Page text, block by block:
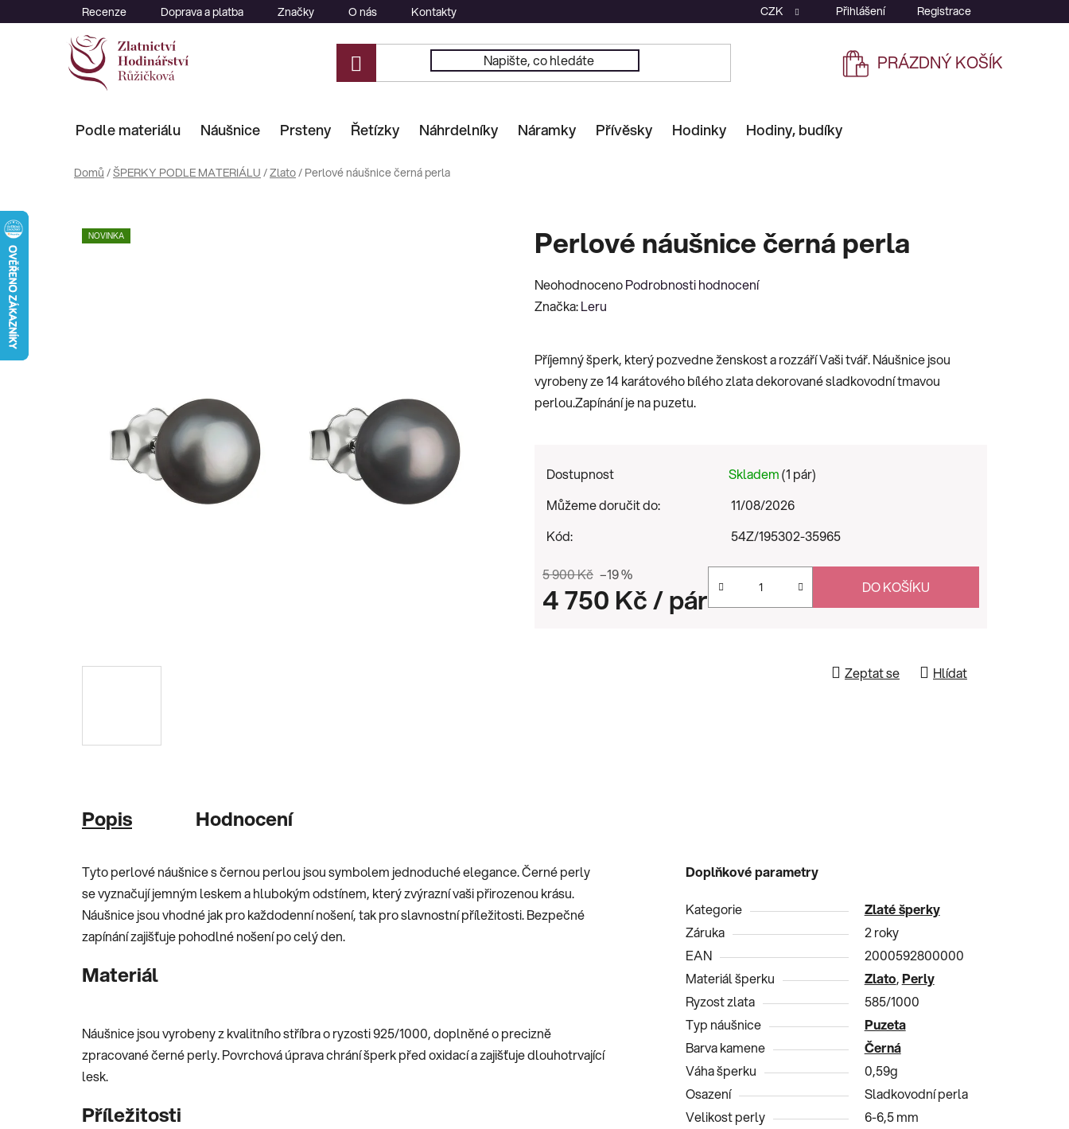
na
Recenze Doprava a platba Značky O nás Kontakty CZK Přihlášení Registrace
NÁKUPNÍ
PRÁZDNÝ KOŠÍK
Podle materiálu Náušnice Prsteny Řetízky Náhrdelníky Náramky Přívěsky Hodinky Hodiny, budíky
Domů /ŠPERKY PODLE MATERIÁLU /Zlato/ Perlové náušnice černá perla
Perlové náušnice černá perla
Průměrné
hodnocení
0,0
z
5
NeohodnocenoPodrobnosti hodnocení
Značka:Leru
Příjemný šperk, který pozvedne ženskost a rozzáří Vaši tvář. Náušnice jsou
vyrobeny ze 14 karátového bílého zlata dekorované sladkovodní tmavou
perlou.Zapínání je na puzetu.
Dostupnost Skladem(1 pár)
Můžeme doručit do:
11/08/2026
Kód:
54Z/195302-35965
5 900 Kč –19 %
4 750 Kč/ pár DO KOŠÍKU
Zeptat se Hlídat
NOVINKA
Popis Hodnocení
Tyto perlové náušnice s černou perlou jsou symbolem jednoduché elegance. Černé perly
se vyznačují jemným leskem a hlubokým odstínem, který zvýrazní vaši přirozenou krásu.
Náušnice jsou vhodné jak pro každodenní nošení, tak pro slavnostní příležitosti. Bezpečné
zapínání zajišťuje pohodlné nošení po celý den.
Materiál
Náušnice jsou vyrobeny z kvalitního stříbra o ryzosti 925/1000, doplněné o precizně
zpracované černé perly. Povrchová úprava chrání šperk před oxidací a zajišťuje dlouhotrvající
lesk.
Příležitosti
Doplňkové parametry
Kategorie
Zlaté šperky
Záruka
2 roky
EAN
2000592800000
Materiál šperku
Zlato, Perly
Ryzost zlata
585/1000
Typ náušnice
Puzeta
Barva kamene
Černá
Váha šperku
0,59g
Osazení
Sladkovodní perla
Velikost perly
6-6,5 mm